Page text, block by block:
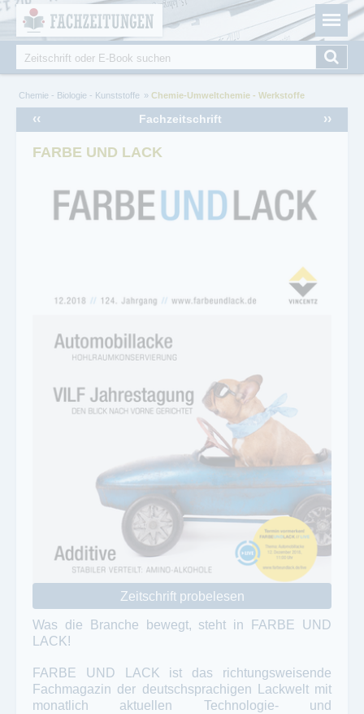
Fachzeitungen.de - Das unabhängige Portal für
Fachmagazine Fachpublikationen & eBooks
Suche
Sie sind hier
Chemie - Biologie - Kunststoffe Chemie-Umweltchemie - Werkstoffe
Fachzeitschrift
‹‹ ››
FARBE UND LACK
Zeitschrift probelesen
Was die Branche bewegt, steht in FARBE UND
LACK!
FARBE UND LACK ist das richtungsweisende
Fachmagazin der deutschsprachigen Lackwelt mit
monatlich aktuellen Technologie- und
Cookie-Einstellungen